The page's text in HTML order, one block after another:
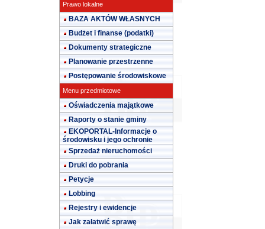
Prawo lokalne
BAZA AKTÓW WŁASNYCH
Budżet i finanse (podatki)
Dokumenty strategiczne
Planowanie przestrzenne
Postępowanie środowiskowe
Menu przedmiotowe
Oświadczenia majątkowe
Raporty o stanie gminy
EKOPORTAL-Informacje o
środowisku i jego ochronie
Sprzedaż nieruchomości
Druki do pobrania
Petycje
Lobbing
Rejestry i ewidencje
Jak załatwić sprawę